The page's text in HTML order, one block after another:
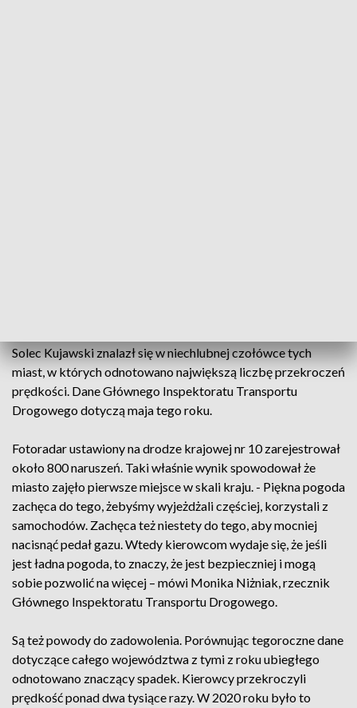
Solec Kujawski znalazł się w niechlubnej czołówce tych
miast, w których odnotowano największą liczbę przekroczeń
prędkości. Dane Głównego Inspektoratu Transportu
Drogowego dotyczą maja tego roku.
Fotoradar ustawiony na drodze krajowej nr 10 zarejestrował
około 800 naruszeń. Taki właśnie wynik spowodował że
miasto zajęło pierwsze miejsce w skali kraju. - Piękna pogoda
zachęca do tego, żebyśmy wyjeżdżali częściej, korzystali z
samochodów. Zachęca też niestety do tego, aby mocniej
nacisnąć pedał gazu. Wtedy kierowcom wydaje się, że jeśli
jest ładna pogoda, to znaczy, że jest bezpieczniej i mogą
sobie pozwolić na więcej – mówi Monika Niżniak, rzecznik
Głównego Inspektoratu Transportu Drogowego.
Są też powody do zadowolenia. Porównując tegoroczne dane
dotyczące całego województwa z tymi z roku ubiegłego
odnotowano znaczący spadek. Kierowcy przekroczyli
prędkość ponad dwa tysiące razy. W 2020 roku było to